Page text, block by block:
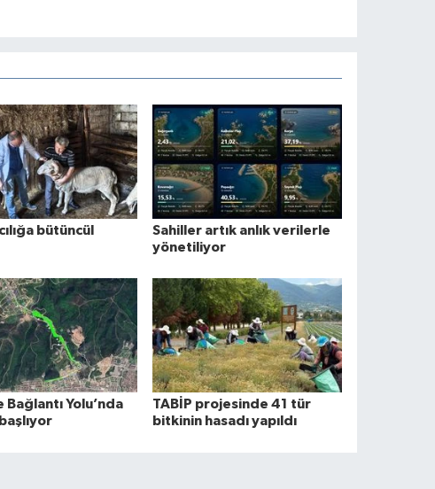
bütüncül
Sahiller artık anlık verilerle
yönetiliyor
Bağlantı Yolu’nda
TABİP projesinde 41 tür
bitkinin hasadı yapıldı